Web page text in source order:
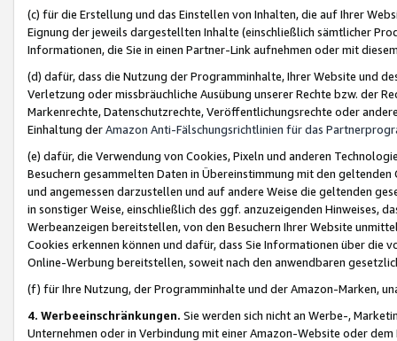
(c) für die Erstellung und das Einstellen von Inhalten, die auf Ihrer
Eignung der jeweils dargestellten Inhalte (einschließlich sämtlicher
Informationen, die Sie in einen Partner-Link aufnehmen oder mit
(d) dafür, dass die Nutzung der Programminhalte, Ihrer Website und
Verletzung oder missbräuchliche Ausübung unserer Rechte bzw. der
Markenrechte, Datenschutzrechte, Veröffentlichungsrechte oder
Einhaltung derAmazon Anti-Fälschungsrichtlinien für das
(e) dafür, die Verwendung von Cookies, Pixeln und anderen
Besuchern gesammelten Daten in Übereinstimmung mit den
und angemessen darzustellen und auf andere Weise die geltenden
in sonstiger Weise, einschließlich des ggf. anzuzeigenden Hinweises,
Werbeanzeigen bereitstellen, von den Besuchern Ihrer Website
Cookies erkennen können und dafür, dass Sie Informationen über die
Online-Werbung bereitstellen, soweit nach den anwendbaren
(f) für Ihre Nutzung, der Programminhalte und der Amazon-Marken,
4. Werbeeinschränkungen. Sie werden sich nicht an Werbe-,
Unternehmen oder in Verbindung mit einer Amazon-Website oder